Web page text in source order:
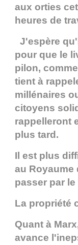
aux orties
heures de
J'espère
pour que le
pilon,
tient à
millénaires
citoyens
rappelleront
plus tard.
Il est plus
au Royaume
passer par
La propriété
Quant à
avance